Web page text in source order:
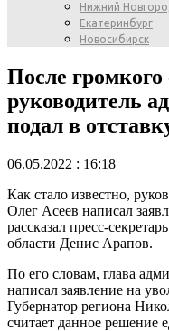
Нижний
Екатеринбург
Новосибирск
После громкого
руководитель
подал в
06.05.2022 : 16:18
Как стало известно,
Олег Асеев написал
рассказал пресс-
области Денис Арапов.
По его словам, глава
написал заявление на
Губернатор региона
считает данное решение